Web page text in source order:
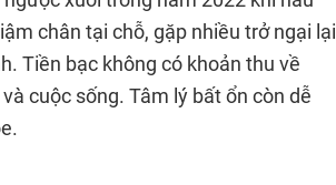
chân tại chỗ, gặp nhiều trở ngại lại
Tiền bạc không có khoản thu về
cuộc sống. Tâm lý bất ổn còn dễ